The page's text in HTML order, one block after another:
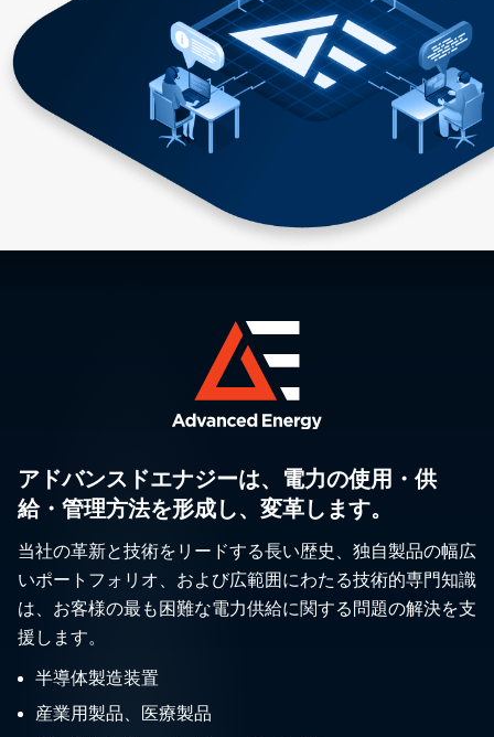
アドバンスドエナジーは、電力の使用・供
給・管理方法を形成し、変革します。
当社の革新と技術をリードする長い歴史、独自製品の幅広
いポートフォリオ、および広範囲にわたる技術的専門知識
は、お客様の最も困難な電力供給に関する問題の解決を支
援します。
半導体製造装置
産業用製品、医療製品